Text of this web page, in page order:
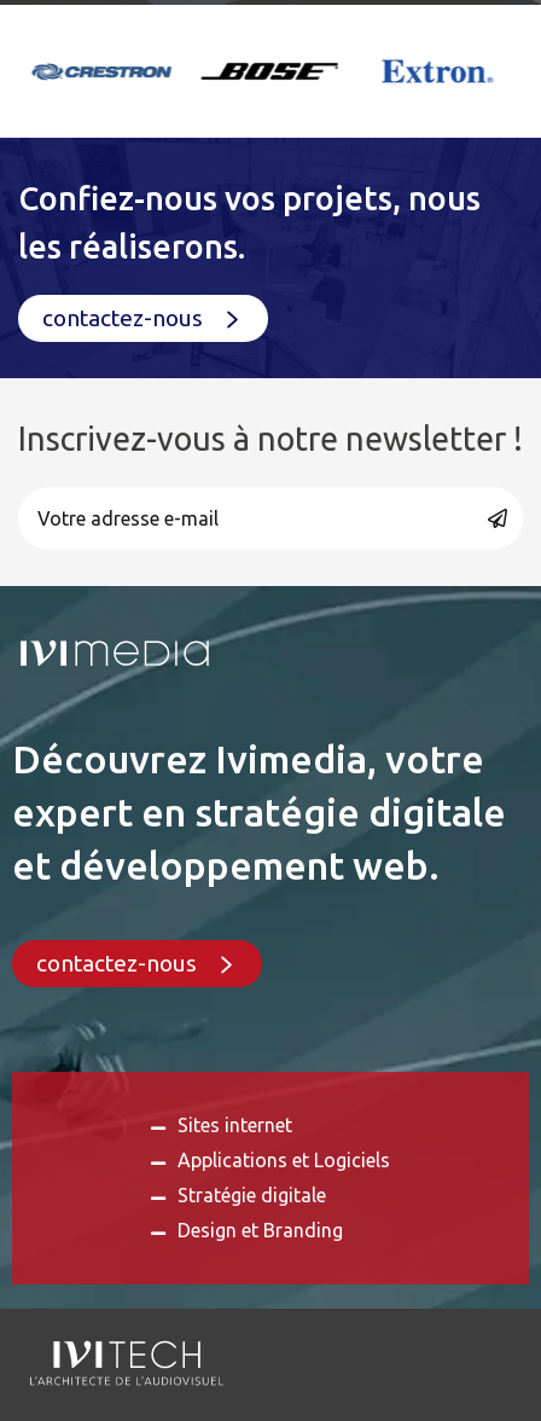
Confiez-nous vos projets, nous
les réaliserons.
contactez-nous
Inscrivez-vous à notre newsletter !
Découvrez Ivimedia, votre
expert en stratégie digitale
et développement web.
contactez-nous
Sites internet
Applications et Logiciels
Stratégie digitale
Design et Branding